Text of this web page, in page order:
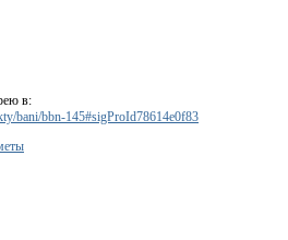
в:
bani/bbn-145#sigProId78614e0f83